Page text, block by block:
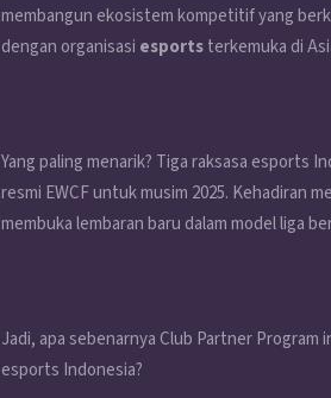
membangun ekosistem kompetitif yang
dengan organisasi esportsterkemuka di
Yang paling menarik? Tiga raksasa esports
resmi EWCF untuk musim 2025. Kehadiran
membuka lembaran baru dalam model liga
Jadi, apa sebenarnya Club Partner Program
esports Indonesia?